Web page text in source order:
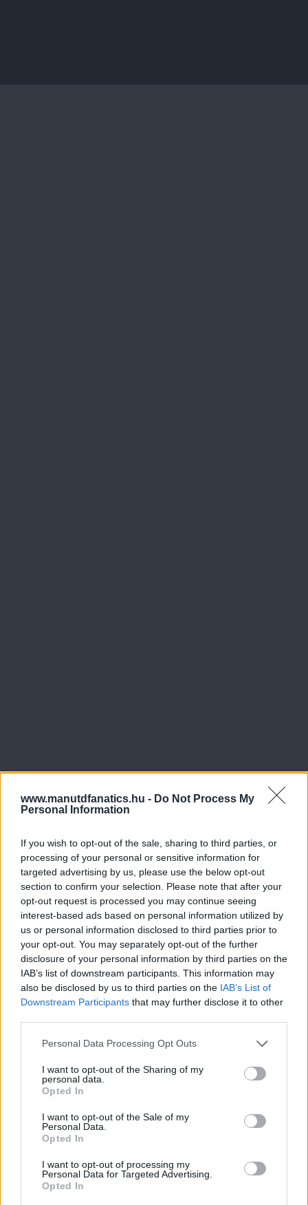
www.manutdfanatics.hu - Do Not Process My
Personal Information
If you wish to opt-out of the sale, sharing to third parties, or
processing of your personal or sensitive information for
targeted advertising by us, please use the below opt-out
section to confirm your selection. Please note that after your
opt-out request is processed you may continue seeing
interest-based ads based on personal information utilized by
us or personal information disclosed to third parties prior to
your opt-out. You may separately opt-out of the further
disclosure of your personal information by third parties on the
IAB’s list of downstream participants. This information may
also be disclosed by us to third parties on the IAB’s List of
Downstream Participants that may further disclose it to other
Please note that this website/app uses one or more Google
not limited to your visit or usage behaviour. You may click to
grant or deny consent to Google and its third-party tags to
use your data for below specified purposes in below Google
consent section.
Personal Data Processing Opt Outs
I want to opt-out of the Sharing of my
personal data.
Opted In
I want to opt-out of the Sale of my
Personal Data.
Opted In
I want to opt-out of processing my
Personal Data for Targeted Advertising.
Opted In